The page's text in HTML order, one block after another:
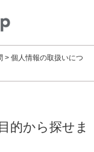
> 個人情報の取扱いにつ
的から探せま